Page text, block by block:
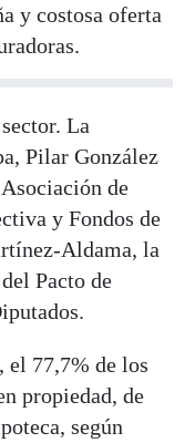
y costosa oferta
La
Pilar González
de
y Fondos de
Aldama, la
Pacto de
el 77,7% de los
propiedad, de
según